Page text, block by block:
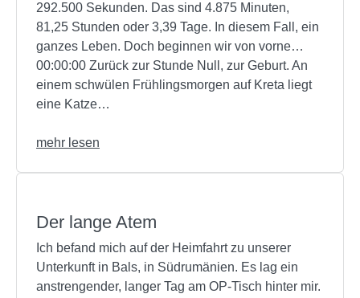
292.500 Sekunden. Das sind 4.875 Minuten,
81,25 Stunden oder 3,39 Tage. In diesem Fall, ein
ganzes Leben. Doch beginnen wir von vorne…
00:00:00 Zurück zur Stunde Null, zur Geburt. An
einem schwülen Frühlingsmorgen auf Kreta liegt
eine Katze…
mehr lesen
Der lange Atem
Ich befand mich auf der Heimfahrt zu unserer
Unterkunft in Bals, in Südrumänien. Es lag ein
anstrengender, langer Tag am OP-Tisch hinter mir.